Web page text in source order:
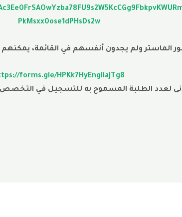
PkMsxx0ose1dPHsDs2w
forms.gle/HPKk7HyEngiiajTg8